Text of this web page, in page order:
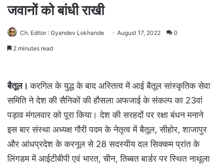
जवानों को बांधी राखी
Ch. Editor : Gyandev Lokhande August 17, 2022 0
2 minutes read
बैतूल।करगिल के युद्ध के बाद अस्तित्व में आई बैतूल सांस्कृतिक सेवा
समिति ने देश की सैनिकों की हौसला अफजाई के संकल्प का 23वां
पड़ाव मंगलवार को पूरा किया। देश की सरहदों पर रक्षा बंधन मनाने
इस बार संस्था अध्यक्ष गौरी पदम के नेतृत्व में बैतूल, सीहोर, शाजापुर
और आंधप्रदेश के करनूल से 28 सदस्यीय दल सिक्कम प्रांत के
लिंगडम में आईटीबीपी एवं भारत, चीन, तिब्बत बार्डर पर स्थित नाथूला